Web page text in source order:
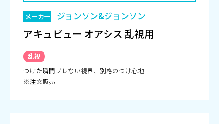
メーカー ジョンソン&ジョンソン
アキュビュー オアシス 乱視用
乱視
つけた瞬間ブレない視界、別格のつけ心地
※注文販売